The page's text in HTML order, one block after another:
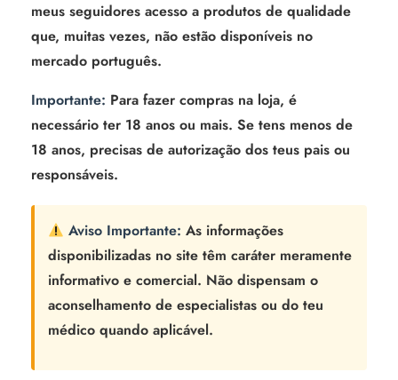
meus seguidores acesso a produtos de qualidade
que, muitas vezes, não estão disponíveis no
mercado português.
Importante: Para fazer compras na loja, é
necessário ter 18 anos ou mais. Se tens menos de
18 anos, precisas de autorização dos teus pais ou
responsáveis.
Aviso Importante: As informações
disponibilizadas no site têm caráter meramente
informativo e comercial. Não dispensam o
aconselhamento de especialistas ou do teu
médico quando aplicável.